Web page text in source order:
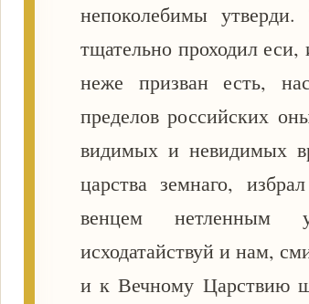
непоколебимы
тщательно проходил
неже призван есть,
пределов российских
видимых и невидимых
царства земнаго,
венцем нетленным
исходатайствуй и нам,
и к Вечному Царствию